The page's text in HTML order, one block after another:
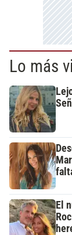
Lo más
El